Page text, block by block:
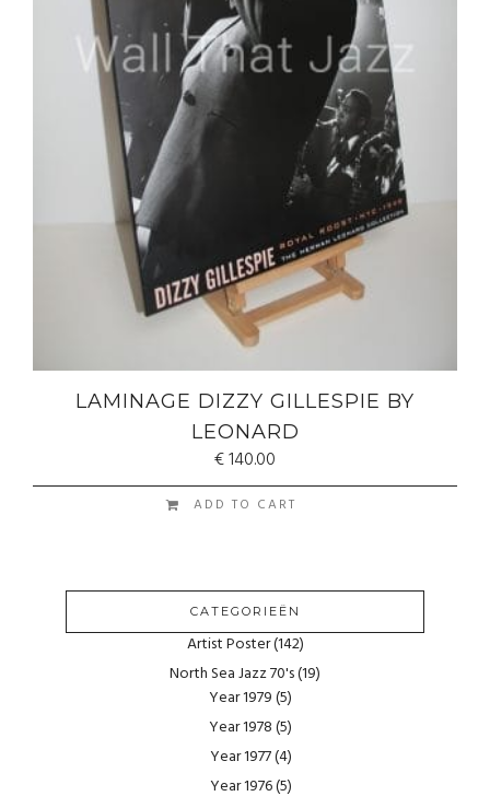
LAMINAGE DIZZY GILLESPIE BY
LEONARD
€140.00
ADD TO CART
CATEGORIEËN
Artist Poster(142)
North Sea Jazz 70's(19)
Year 1979(5)
Year 1978(5)
Year 1977(4)
Year 1976(5)